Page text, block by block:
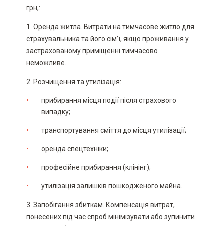
грн,:
1. Оренда житла. Витрати на тимчасове житло для
страхувальника та його сім’ї, якщо проживання у
застрахованому приміщенні тимчасово
неможливе.
2. Розчищення та утилізація:
прибирання місця події після страхового
випадку;
транспортування сміття до місця утилізації;
оренда спецтехніки;
професійне прибирання (клінінг);
утилізація залишків пошкодженого майна.
3. Запобігання збиткам. Компенсація витрат,
понесених під час спроб мінімізувати або зупинити